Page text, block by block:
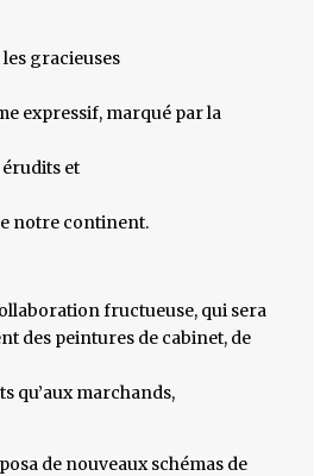
gracieuses
expressif, marqué par la
et
notre continent.
fructueuse, qui sera
des peintures de cabinet, de
qu’aux marchands,
de nouveaux schémas de